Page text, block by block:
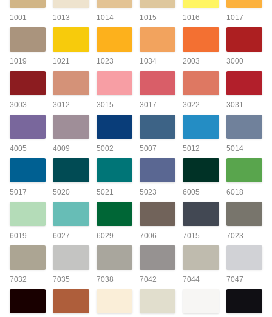
1001 1013 1014 1015 1016 1017
1019 1021 1023 1034 2003 3000
3003 3012 3015 3017 3022 3031
4005 4009 5002 5007 5012 5014
5017 5020 5021 5023 6005 6018
6019 6027 6029 7006 7015 7023
7032 7035 7038 7042 7044 7047